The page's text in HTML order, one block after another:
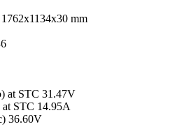
1762x1134x30 mm
at STC 31.47V
STC 14.95A
36.60V